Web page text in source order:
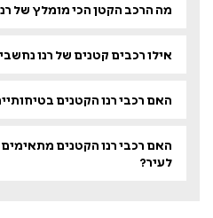
מה הרכב הקטן הכי מומלץ של
אילו רכבים קטנים של רנו
האם רכבי רנו הקטנים
האם רכבי רנו הקטנים
לעיר?